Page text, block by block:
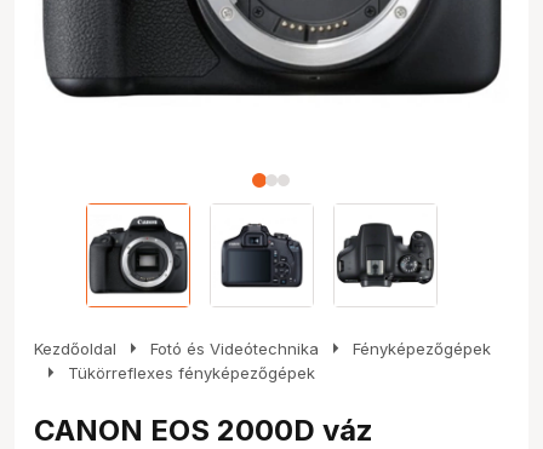
Kezdőoldal arrow_right Fotó és Videótechnika arrow_right Fényképezőgépek
arrow_right Tükörreflexes fényképezőgépek
CANON EOS 2000D váz